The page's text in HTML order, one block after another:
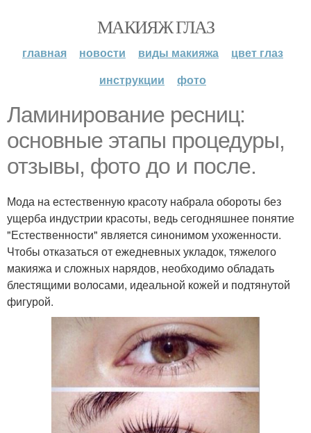
МАКИЯЖ ГЛАЗ
главная новости виды макияжа
цвет глаз
инструкции
фото
Ламинирование ресниц:
основные этапы процедуры,
отзывы, фото до и после.
Мода на естественную красоту набрала обороты без
ущерба индустрии красоты, ведь сегодняшнее понятие
"Естественности" является синонимом ухоженности.
Чтобы отказаться от ежедневных укладок, тяжелого
макияжа и сложных нарядов, необходимо обладать
блестящими волосами, идеальной кожей и подтянутой
фигурой.